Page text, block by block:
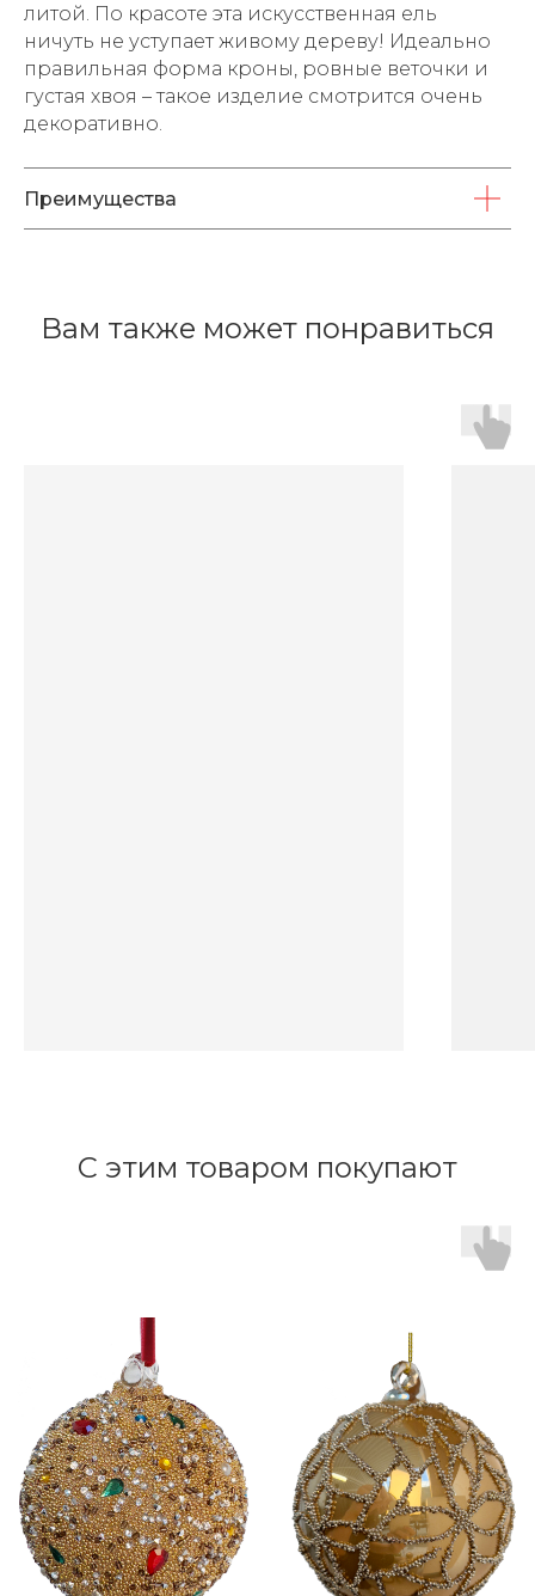
литой. По красоте эта искусственная ель
ничуть не уступает живому дереву! Идеально
правильная форма кроны, ровные веточки и
густая хвоя – такое изделие смотрится очень
декоративно.
Преимущества
Вам также может понравиться
С этим товаром покупают